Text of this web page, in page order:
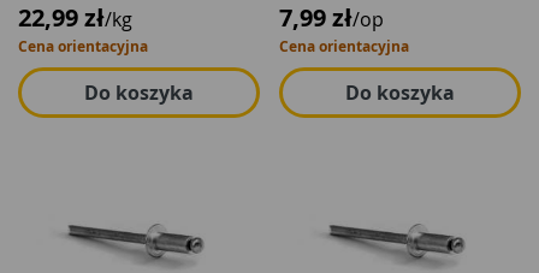
22,99 zł/kg
Cena orientacyjna
Do koszyka
7,99 zł/op
Cena orientacyjna
Do koszyka